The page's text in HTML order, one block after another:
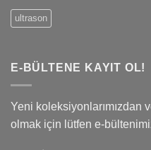
ultrason
E-BÜLTENE KAYIT OL!
Yeni koleksiyonlarımızdan
olmak için lütfen e-